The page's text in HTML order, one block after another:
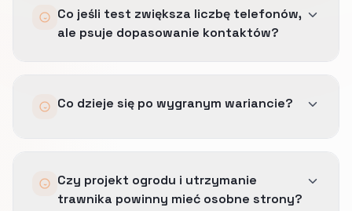
telefon nadal kosztuje.
wyraźnej intencji zakupu i sensowną mieszankę
ruchu w tygodniu oraz po godzinach.
Co jeśli test zwiększa liczbę telefonów,
ale psuje dopasowanie kontaktów?
Dobra wygrana CRO skraca drogę do kontaktu
Co dzieje się po wygranym wariancie?
krótkiego formularza i układ dowodu zaufania,
żeby operacja mogła utrzymać szybszą
Czy projekt ogrodu i utrzymanie
trawnika powinny mieć osobne strony?